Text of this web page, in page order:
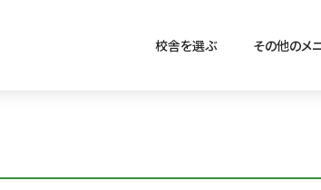
校舎を選ぶ その他のメ